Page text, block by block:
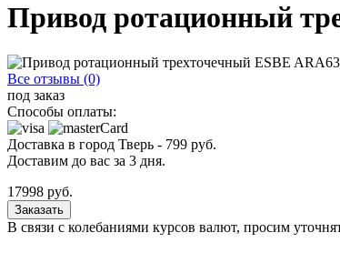
Привод ротационный
Все отзывы (0)
под заказ
Способы оплаты:
Доставка в город Тверь - 799 руб.
Доставим до вас за 3 дня.
17998 руб.
Заказать
В связи с колебаниями курсов валют, просим